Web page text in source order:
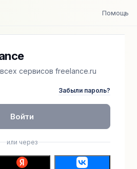
Помощь
сервисов freelance.ru
Забыли пароль?
Войти
или через